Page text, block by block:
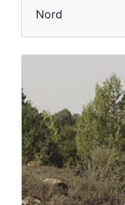
Nord